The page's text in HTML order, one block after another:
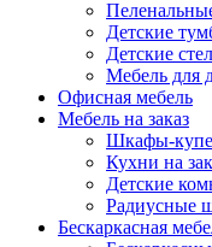
Детские
Детские
Мебель для
Офисная мебель
Мебель на заказ
Шкафы-купе
Кухни на
Детские
Радиусные
Бескаркасная